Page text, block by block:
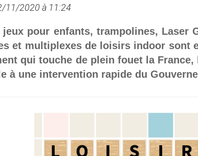
11/2020 à 11:24
jeux pour enfants, trampolines, Laser
et multiplexes de loisirs indoor sont
qui touche de plein fouet la
à une intervention rapide du